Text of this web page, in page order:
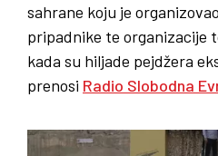
sahrane koju je
pripadnike te organizacije
kada su hiljade pejdžera
prenosi Radio Slobodna